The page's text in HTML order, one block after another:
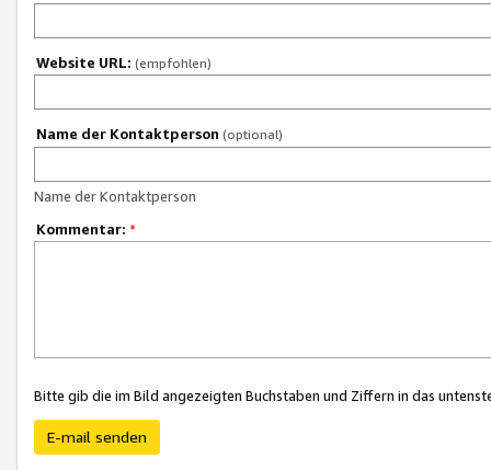
Website URL: (empfohlen)
Name der Kontaktperson (optional)
Name der Kontaktperson
Kommentar: *
Bitte gib die im Bild angezeigten Buchstaben und Ziffern in das
E-mail senden